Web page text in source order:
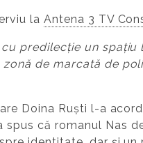
la Antena 3 TV
cu predilecție un spațiu
zonă de marcată de
Doina Ruști l-a
spus că romanul Nas